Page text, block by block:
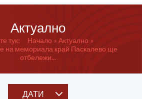
Актуално
тук: Начало
Актуално
на мемориала край Паскалево ще
отбележи...
ДАТИ